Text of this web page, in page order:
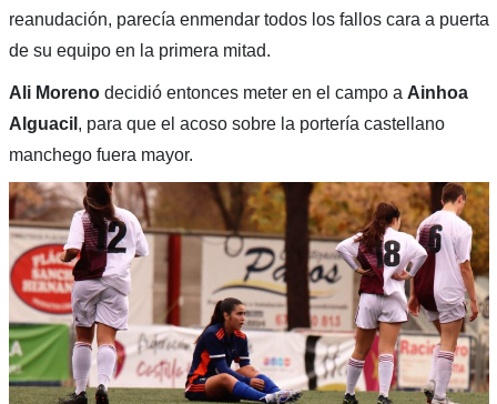
reanudación, parecía enmendar todos los fallos cara a puerta
de su equipo en la primera mitad.
Ali Morenodecidió entonces meter en el campo a Ainhoa
Alguacil , para que el acoso sobre la portería castellano
manchego fuera mayor.